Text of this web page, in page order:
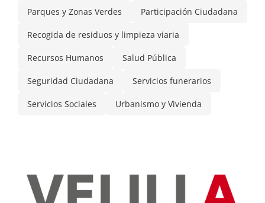
Parques y Zonas Verdes Participación Ciudadana
Recogida de residuos y limpieza viaria
Recursos Humanos Salud Pública
Seguridad Ciudadana Servicios funerarios
Servicios Sociales Urbanismo y Vivienda